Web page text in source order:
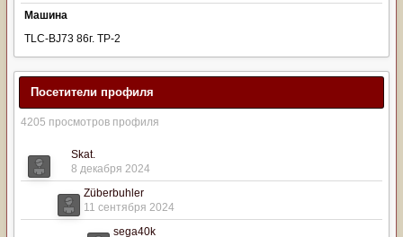
Машина
TLC-BJ73 86г. ТР-2
Посетители профиля
4205 просмотров профиля
Skat.
8 декабря 2024
Züberbuhler
11 сентября 2024
sega40k